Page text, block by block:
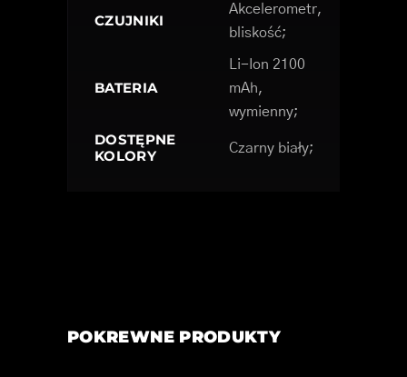
CZUJNIKI
Akcelerometr,
bliskość;
BATERIA
Li-Ion 2100
mAh,
wymienny;
DOSTĘPNE
KOLORY
Czarny biały;
POKREWNE PRODUKTY